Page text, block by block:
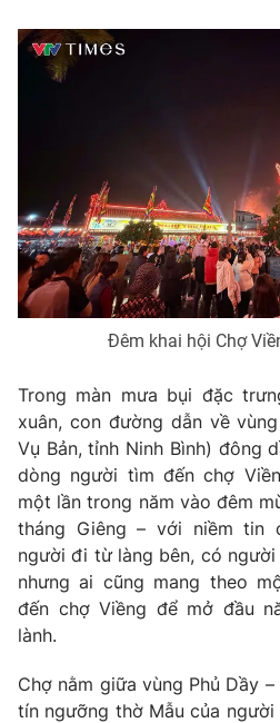
Thế giới
Câu chuyện quốc tế
Thị trường
Góc doanh nghiệp
Dữ liệu và đời sống
Truyền hình
Phim VTV
Hậu trường
Khán giả
Giải sao mai
Giải trí
Âm nhạc
Sao
Du lịch
Làm đẹp
Chất lượng cuộc sống
Giáo dục
Tuyển sinh
Học trực tuyến
Công nghệ
Hitech Công nghệ tương lai
Sản phẩm
Thị trường
Tư vấn
Giao lưu trực tuyến
Lịch phát sóng
Chuyên mục khác
Đêm khai hội Chợ
Trong màn mưa bụi đặc
xuân, con đường dẫn về
Vụ Bản, tỉnh Ninh Bình) đông
dòng người tìm đến chợ
một lần trong năm vào đêm
tháng Giêng – với niềm tin
người đi từ làng bên, có
nhưng ai cũng mang theo
đến chợ Viềng để mở đầu
lành.
Chợ nằm giữa vùng Phủ Dầy
tín ngưỡng thờ Mẫu của